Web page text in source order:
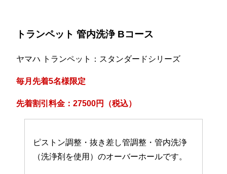
トランペット 管内洗浄 Bコース
ヤマハ トランペット：スタンダードシリーズ
毎月先着5名様限定
先着割引料金：27500円（税込）
ピストン調整・抜き差し管調整・管内洗浄
（洗浄剤を使用）のオーバーホールです。